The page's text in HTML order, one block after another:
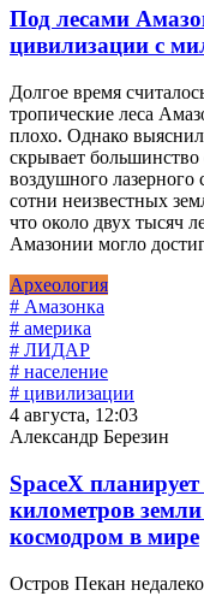
Под лесами
цивилизации с
Долгое время
тропические леса
плохо. Однако
скрывает
воздушного
сотни неизвестных
что около двух тысяч
Амазонии могло
Археология
# Амазонка
# америка
# ЛИДАР
# население
# цивилизации
4 августа, 12:03
Александр Березин
SpaceX
километров
космодром в мире
Остров Пекан